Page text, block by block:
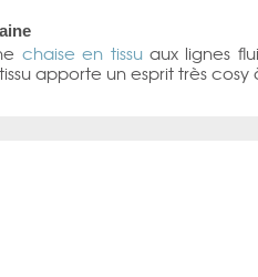
chaise en tissuaux lignes
apporte un esprit très cosy